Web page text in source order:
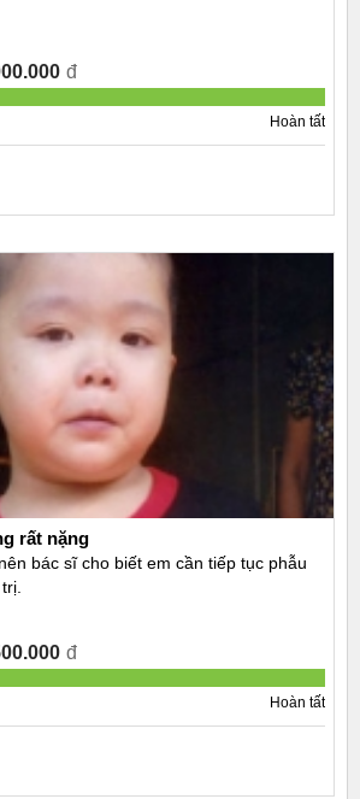
đ
Hoàn tất
rất nặng
bác sĩ cho biết em cần tiếp tục phẫu
đ
Hoàn tất